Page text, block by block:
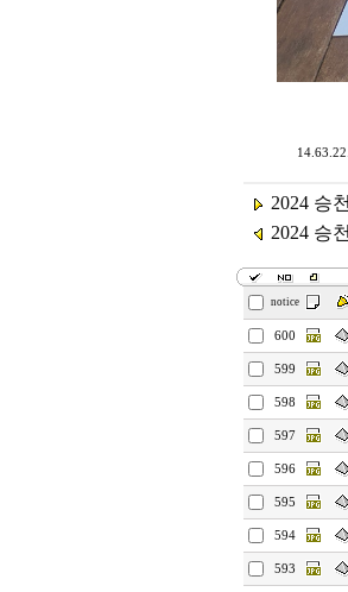
2024 승
2024 승
notice
600
599
598
597
596
595
594
593